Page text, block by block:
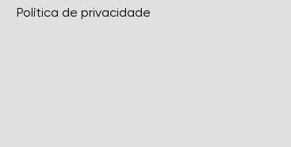
Política de privacidade